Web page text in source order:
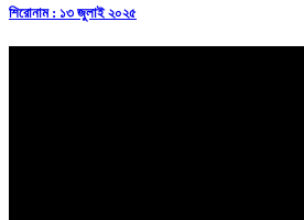
শিরোনাম : ১৩ জুলাই ২০২৫